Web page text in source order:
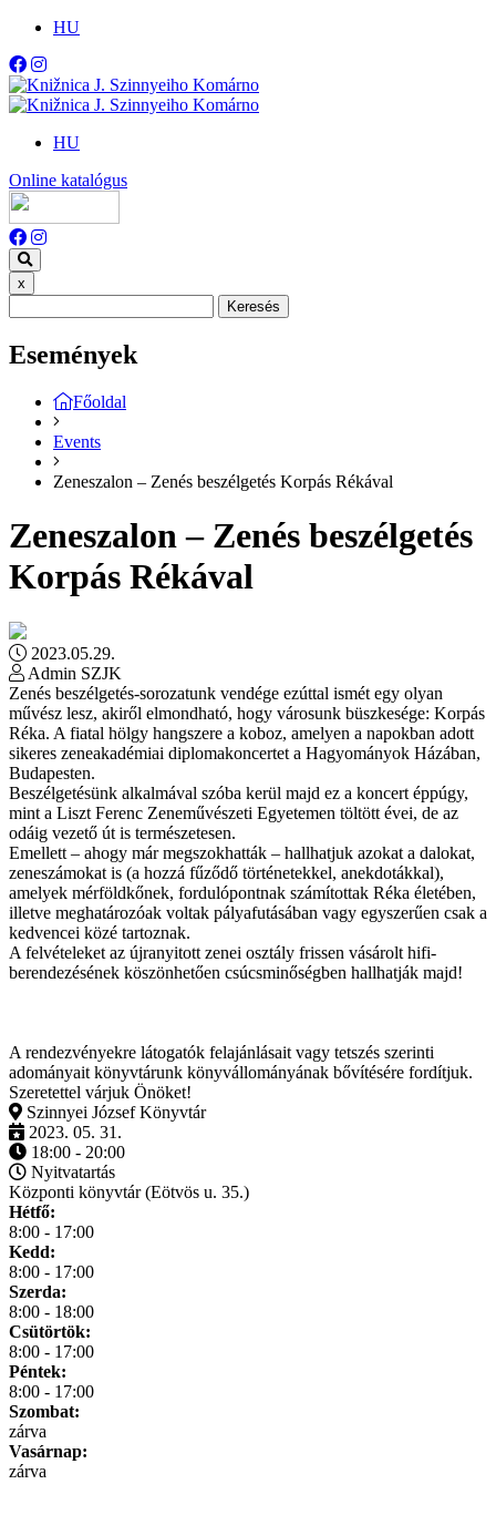
HU
HU
Online katalógus
x
Keresés
Események
Főoldal
Events
Zeneszalon – Zenés beszélgetés Korpás Rékával
Zeneszalon – Zenés beszélgetés
Korpás Rékával
2023.05.29.
Admin SZJK
Zenés beszélgetés-sorozatunk vendége ezúttal ismét egy olyan
művész lesz, akiről elmondható, hogy városunk büszkesége: Korpás
Réka. A fiatal hölgy hangszere a koboz, amelyen a napokban adott
sikeres zeneakadémiai diplomakoncertet a Hagyományok Házában,
Budapesten.
Beszélgetésünk alkalmával szóba kerül majd ez a koncert éppúgy,
mint a Liszt Ferenc Zeneművészeti Egyetemen töltött évei, de az
odáig vezető út is természetesen.
Emellett – ahogy már megszokhatták – hallhatjuk azokat a dalokat,
zeneszámokat is (a hozzá fűződő történetekkel, anekdotákkal),
amelyek mérföldkőnek, fordulópontnak számítottak Réka életében,
illetve meghatározóak voltak pályafutásában vagy egyszerűen csak a
kedvencei közé tartoznak.
A felvételeket az újranyitott zenei osztály frissen vásárolt hifi-
berendezésének köszönhetően csúcsminőségben hallhatják majd!
A rendezvényekre látogatók felajánlásait vagy tetszés szerinti
adományait könyvtárunk könyvállományának bővítésére fordítjuk.
Szeretettel várjuk Önöket!
Szinnyei József Könyvtár
2023. 05. 31.
18:00 - 20:00
Nyitvatartás
Központi könyvtár (Eötvös u. 35.)
Hétfő:
8:00 - 17:00
Kedd:
8:00 - 17:00
Szerda:
8:00 - 18:00
Csütörtök:
8:00 - 17:00
Péntek:
8:00 - 17:00
Szombat:
zárva
Vasárnap:
zárva